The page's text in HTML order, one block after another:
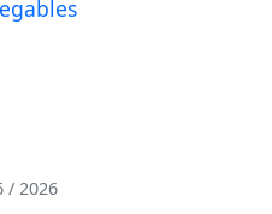
/ 2026